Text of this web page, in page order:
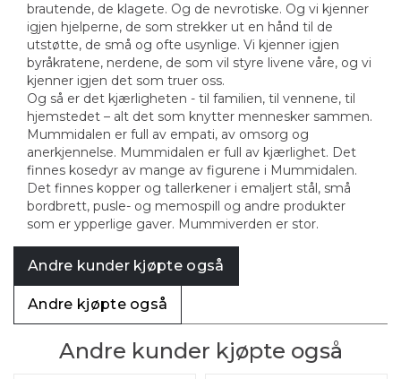
brautende, de klagete. Og de nevrotiske. Og vi kjenner
igjen hjelperne, de som strekker ut en hånd til de
utstøtte, de små og ofte usynlige. Vi kjenner igjen
byråkratene, nerdene, de som vil styre livene våre, og vi
kjenner igjen det som truer oss.
Og så er det kjærligheten - til familien, til vennene, til
hjemstedet – alt det som knytter mennesker sammen.
Mummidalen er full av empati, av omsorg og
anerkjennelse. Mummidalen er full av kjærlighet. Det
finnes kosedyr av mange av figurene i Mummidalen.
Det finnes kopper og tallerkener i emaljert stål, små
bordbrett, pusle- og memospill og andre produkter
som er ypperlige gaver. Mummiverden er stor.
Andre kunder kjøpte også
Andre kjøpte også
Andre kunder kjøpte også